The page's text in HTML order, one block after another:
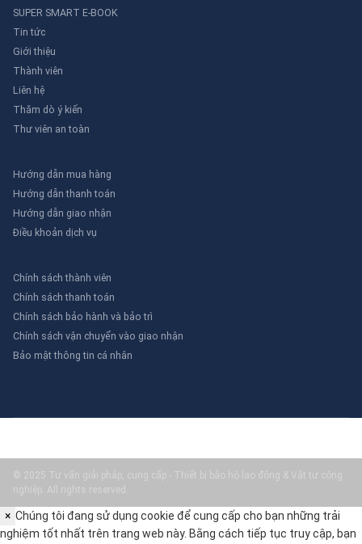
SUPER SMART E-BOOK
Tin tức
Giới thiệu
Thành viên
Liên hệ
Thăm dò ý kiến
Thư viên an toàn
Hướng dẫn mua hàng
Hướng dẫn thanh toán
Hướng dẫn giao nhận
Điều khoản dịch vụ
Chính sách thành viên
Chính sách thanh toán
Chính sách bảo hành và bảo trì
Chính sách vận chuyển vào giao nhận
Bảo mật thông tin cá nhân
© 2025 Tư vấn giải pháp, cung cấp - Thiết bị bảo hộ lao động & Vật tư công
nghiệp. All rights reserved.
× Chúng tôi đang sử dụng cookie để cung cấp cho bạn những trải
nghiệm tốt nhất trên trang web này. Bằng cách tiếp tục truy cập, bạn